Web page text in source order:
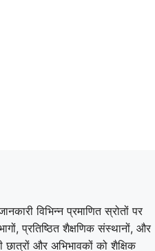
विभिन्न प्रमाणित स्रोतों पर
प्रतिष्ठित शैक्षणिक संस्थानों, और
और अभिभावकों को शैक्षिक